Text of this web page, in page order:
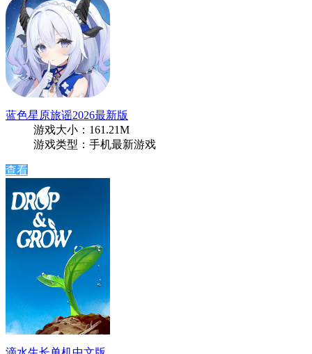
蓝色星原旅谣2026最新版
游戏大小：161.21M
游戏类型：手机最新游戏
查看